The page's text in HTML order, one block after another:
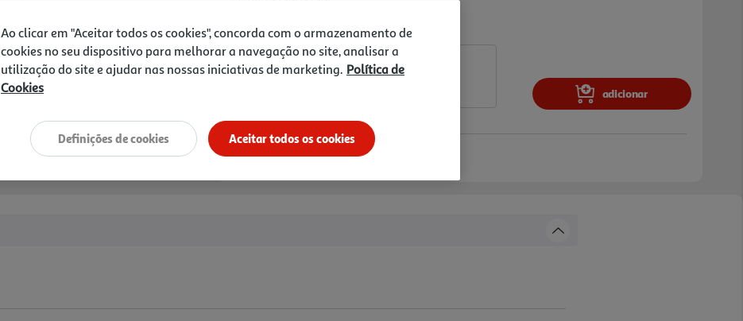
Notas de preparação
adicionar
Ao clicar em "Aceitar todos os cookies", concorda com o armazenamento de
cookies no seu dispositivo para melhorar a navegação no site, analisar a
utilização do site e ajudar nas nossas iniciativas de marketing. Política de
Cookies
Aceitar todos os cookies
Definições de cookies